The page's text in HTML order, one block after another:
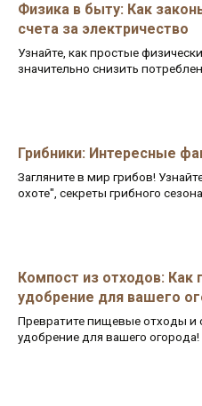
Физика в быту: Как
счета за электричество
Узнайте, как простые
значительно снизить
Грибники: Интересные
Загляните в мир грибов!
охоте", секреты грибного
Компост из отходов: Как
удобрение для вашего
Превратите пищевые отходы и
удобрение для вашего огорода!